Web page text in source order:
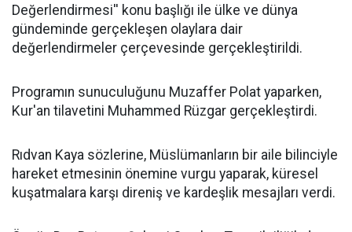
Değerlendirmesi'' konu başlığı ile ülke ve dünya
gündeminde gerçekleşen olaylara dair
değerlendirmeler çerçevesinde gerçekleştirildi.
Programın sunuculuğunu Muzaffer Polat yaparken,
Kur'an tilavetini Muhammed Rüzgar gerçekleştirdi.
Rıdvan Kaya sözlerine, Müslümanların bir aile bilinciyle
hareket etmesinin önemine vurgu yaparak, küresel
kuşatmalara karşı direniş ve kardeşlik mesajları verdi.